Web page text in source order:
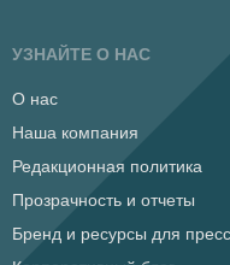
УЗНАЙТЕ О НАС
О нас
Наша компания
Редакционная политика
Прозрачность и отчеты
Бренд и ресурсы для